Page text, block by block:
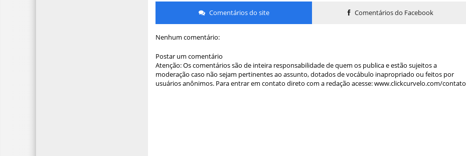
Comentários do site Comentários do Facebook
Nenhum comentário:
Postar um comentário
Atenção: Os comentários são de inteira responsabilidade de quem os publica e estão sujeitos a
moderação caso não sejam pertinentes ao assunto, dotados de vocábulo inapropriado ou feitos por
usuários anônimos. Para entrar em contato direto com a redação acesse: www.clickcurvelo.com/contato